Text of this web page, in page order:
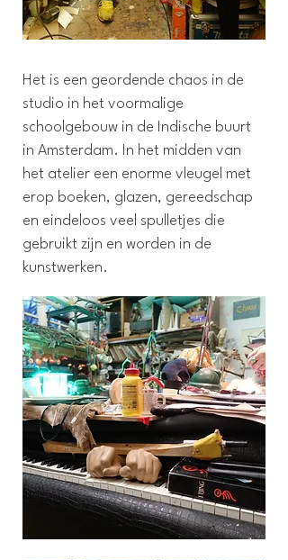
Het is een geordende chaos in de
studio in het voormalige
schoolgebouw in de Indische buurt
in Amsterdam. In het midden van
het atelier een enorme vleugel met
erop boeken, glazen, gereedschap
en eindeloos veel spulletjes die
gebruikt zijn en worden in de
kunstwerken.